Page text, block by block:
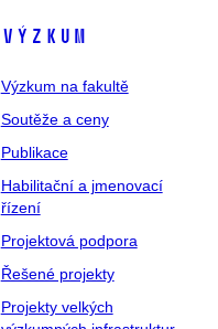
Výzkum
Výzkum na fakultě
Soutěže a ceny
Publikace
Habilitační a jmenovací
řízení
Projektová podpora
Řešené projekty
Projekty velkých